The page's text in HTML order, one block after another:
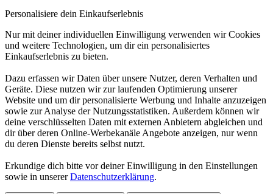
Personalisiere dein Einkaufserlebnis
Nur mit deiner individuellen Einwilligung verwenden wir Cookies
und weitere Technologien, um dir ein personalisiertes
Einkaufserlebnis zu bieten.
Dazu erfassen wir Daten über unsere Nutzer, deren Verhalten und
Geräte. Diese nutzen wir zur laufenden Optimierung unserer
Website und um dir personalisierte Werbung und Inhalte anzuzeigen
sowie zur Analyse der Nutzungsstatistiken. Außerdem können wir
deine verschlüsselten Daten mit externen Anbietern abgleichen und
dir über deren Online-Werbekanäle Angebote anzeigen, nur wenn
du deren Dienste bereits selbst nutzt.
Erkundige dich bitte vor deiner Einwilligung in den Einstellungen
sowie in unsererDatenschutzerklärung.